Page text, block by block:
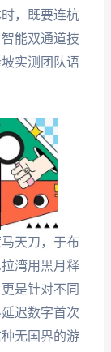
，既要连杭
能双通道技
实测团队语
天刀，于布
湾用黑月释
是针对不同
迟数字首次
无国界的游